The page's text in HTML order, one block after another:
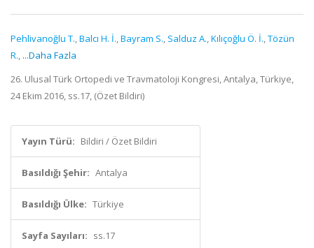
Pehlivanoğlu T.,Balcı H. İ.,Bayram S., Salduz A.,Kılıçoğlu Ö. İ.,Tözün
R., ...Daha Fazla
26. Ulusal Türk Ortopedi ve Travmatoloji Kongresi, Antalya, Türkiye,
24 Ekim 2016, ss.17, (Özet Bildiri)
Yayın Türü: Bildiri / Özet Bildiri
Basıldığı Şehir: Antalya
Basıldığı Ülke: Türkiye
Sayfa Sayıları: ss.17